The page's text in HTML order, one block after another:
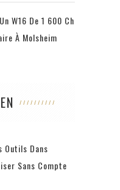
W16 De 1 600 Ch
À Molsheim
Outils Dans
Sans Compte